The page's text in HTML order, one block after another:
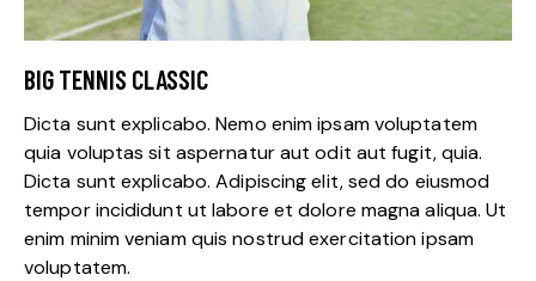
BIG TENNIS CLASSIC
Dicta sunt explicabo. Nemo enim ipsam voluptatem
quia voluptas sit aspernatur aut odit aut fugit, quia.
Dicta sunt explicabo. Adipiscing elit, sed do eiusmod
tempor incididunt ut labore et dolore magna aliqua. Ut
enim minim veniam quis nostrud exercitation ipsam
voluptatem.